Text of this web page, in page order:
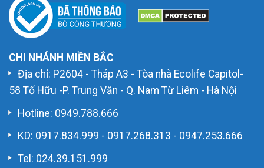
CHI NHÁNH MIỀN BẮC
Địa chỉ: P2604 - Tháp A3 - Tòa nhà Ecolife Capitol-
58 Tố Hữu -P. Trung Văn - Q. Nam Từ Liêm - Hà Nội
Hotline: 0949.788.666
KD: 0917.834.999 - 0917.268.313 - 0947.253.666
Tel: 024.39.151.999